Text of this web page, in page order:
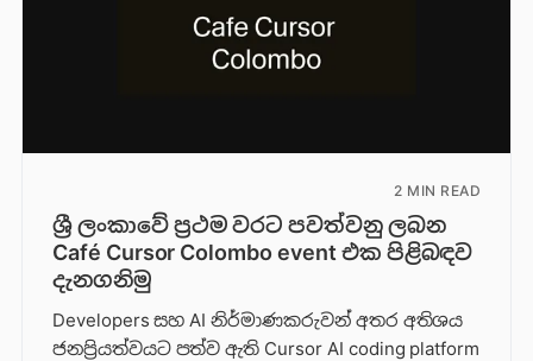
2 MIN READ
ශ්‍රී ලංකාවේ ප්‍රථම වරට පවත්වනු ලබන
Café Cursor Colombo event එක පිළිබඳව
දැනගනිමු
Developers සහ AI නිර්මාණකරුවන් අතර අතිශය
ජනප්‍රියත්වයට පත්ව ඇති Cursor AI coding platform